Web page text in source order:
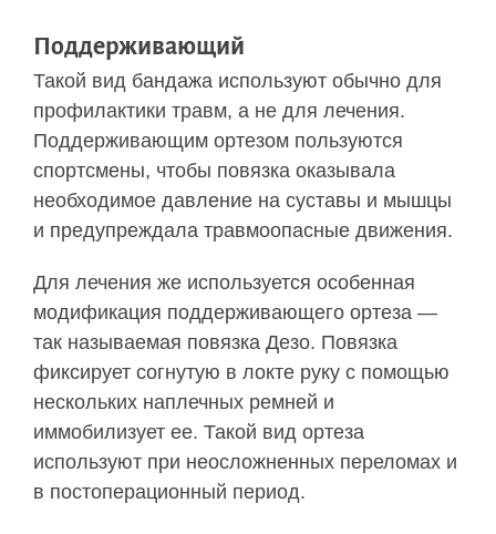
Поддерживающий
Такой вид бандажа используют обычно для
профилактики травм, а не для лечения.
Поддерживающим ортезом пользуются
спортсмены, чтобы повязка оказывала
необходимое давление на суставы и мышцы
и предупреждала травмоопасные движения.
Для лечения же используется особенная
модификация поддерживающего ортеза —
так называемая повязка Дезо. Повязка
фиксирует согнутую в локте руку с помощью
нескольких наплечных ремней и
иммобилизует ее. Такой вид ортеза
используют при неосложненных переломах и
в постоперационный период.